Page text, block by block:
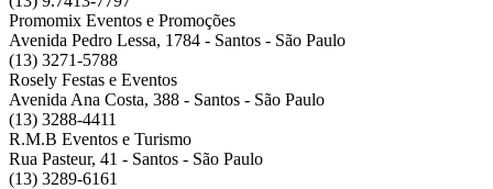
Promomix Eventos e Promoções
Avenida Pedro Lessa, 1784 - Santos - São Paulo
(13) 3271-5788
Rosely Festas e Eventos
Avenida Ana Costa, 388 - Santos - São Paulo
(13) 3288-4411
R.M.B Eventos e Turismo
Rua Pasteur, 41 - Santos - São Paulo
(13) 3289-6161